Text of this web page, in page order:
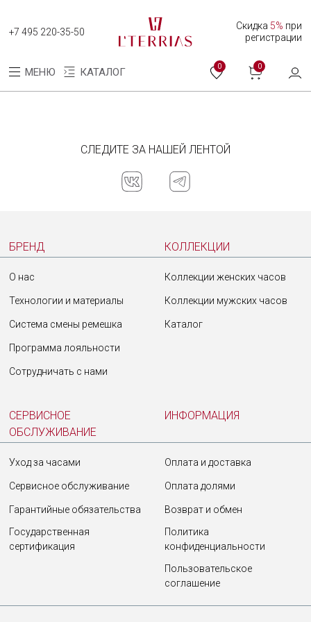
ВХОД
С помощью аккаунта L'TERRIAS
Через соцсети
+7 495 220-35-50
Скидка 5% при
регистрации
МЕНЮ КАТАЛОГ 0 0
Коллекция женских часов
Коллекция мужских часов
Программа лояльности
Оплата и доставка
Оплата долями
Сотрудничать с нами
Уход за часами
Сервисное обслуживание
Гарантийные обязательства
Соглашаюсь с обработкой моих персональных данных в
ОТПРАВИТЬ
СЛЕДИТЕ ЗА НАШЕЙ ЛЕНТОЙ
БРЕНД КОЛЛЕКЦИИ
О нас
Технологии и материалы
Система смены ремешка
Программа лояльности
Сотрудничать с нами
Коллекции женских часов
Коллекции мужских часов
Каталог
СЕРВИСНОЕ
ОБСЛУЖИВАНИЕ
ИНФОРМАЦИЯ
Уход за часами
Сервисное обслуживание
Гарантийные обязательства
Государственная
сертификация
Оплата и доставка
Оплата долями
Возврат и обмен
Политика
конфиденциальности
Пользовательское
соглашение